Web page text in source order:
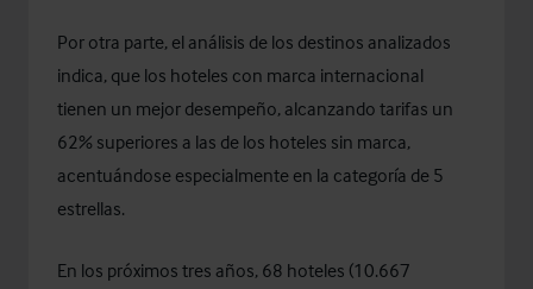
Por otra parte, el análisis de los destinos analizados
indica, que los hoteles con marca internacional
tienen un mejor desempeño, alcanzando tarifas un
62% superiores a las de los hoteles sin marca,
acentuándose especialmente en la categoría de 5
estrellas.
En los próximos tres años, 68 hoteles (10.667